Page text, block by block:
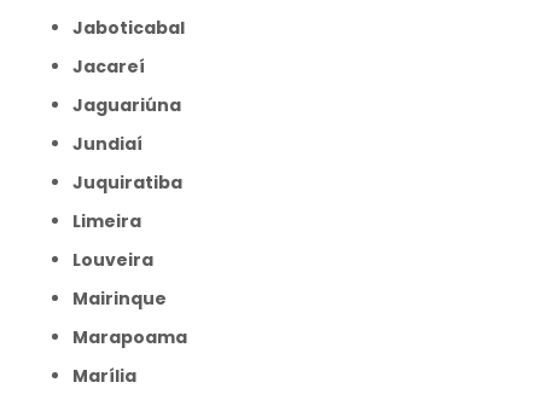
Jaboticabal
Jacareí
Jaguariúna
Jundiaí
Juquiratiba
Limeira
Louveira
Mairinque
Marapoama
Marília